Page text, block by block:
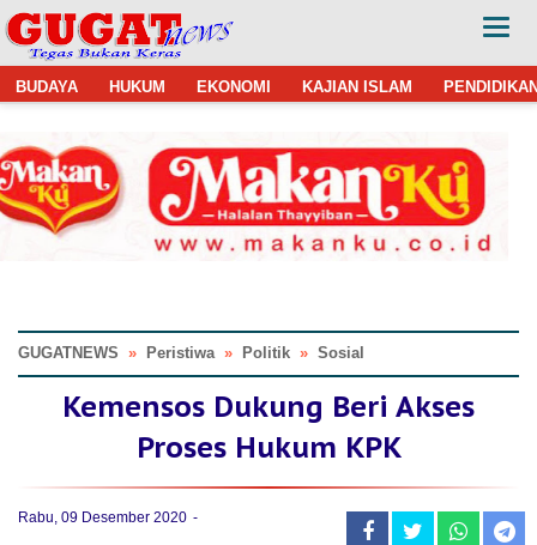
BUDAYA HUKUM EKONOMI KAJIAN ISLAM
GUGATNEWS » Peristiwa » Politik » Sosial
Kemensos Dukung Beri Akses
Proses Hukum KPK
Rabu, 09 Desember 2020